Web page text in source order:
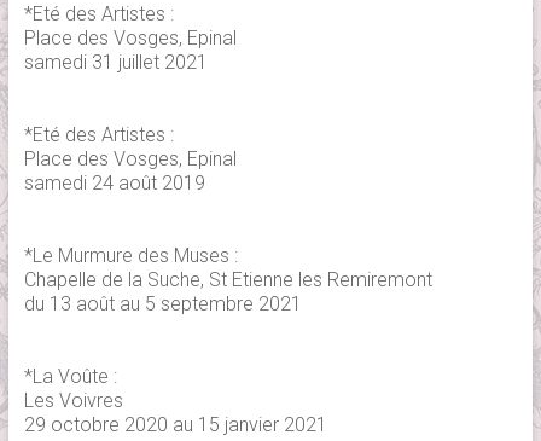
*Eté des Artistes :
Place des Vosges, Epinal
samedi 31 juillet 2021
*Eté des Artistes :
Place des Vosges, Epinal
samedi 24 août 2019
*Le Murmure des Muses :
Chapelle de la Suche, St Etienne les Remiremont
du 13 août au 5 septembre 2021
*La Voûte :
Les Voivres
29 octobre 2020 au 15 janvier 2021